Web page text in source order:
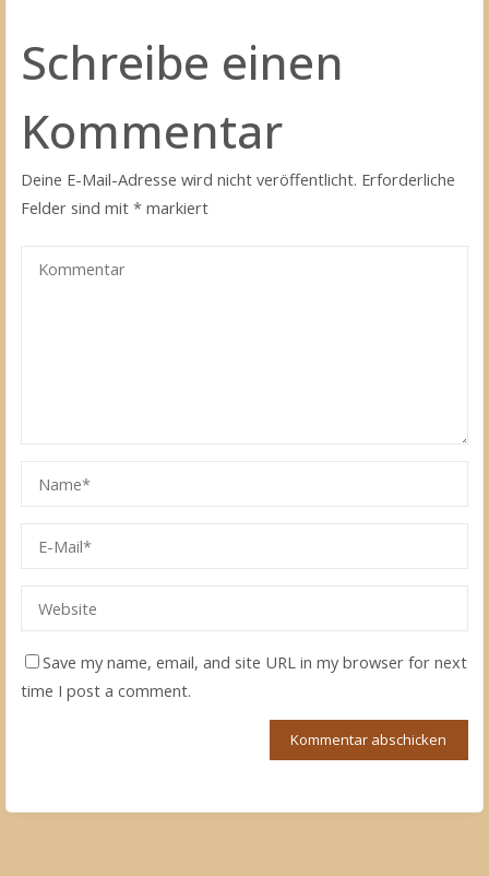
Schreibe einen
Kommentar
Deine E-Mail-Adresse wird nicht veröffentlicht. Erforderliche
Felder sind mit* markiert
Save my name, email, and site URL in my browser for next
time I post a comment.